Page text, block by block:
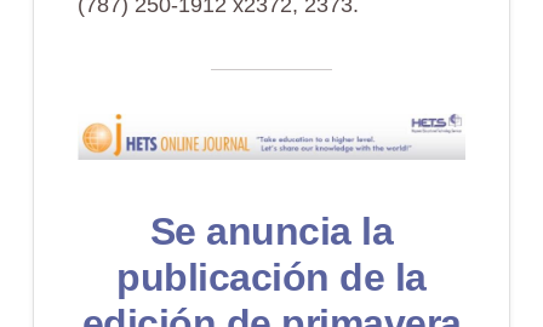
(787) 250-1912 x2372, 2373.
Se anuncia la
publicación de la